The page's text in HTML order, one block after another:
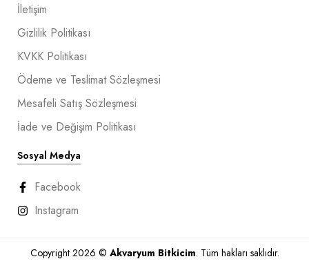
İletişim
Gizlilik Politikası
KVKK Politikası
Ödeme ve Teslimat Sözleşmesi
Mesafeli Satış Sözleşmesi
İade ve Değişim Politikası
Sosyal Medya
Facebook
Instagram
Copyright 2026 © Akvaryum Bitkicim. Tüm hakları saklıdır.